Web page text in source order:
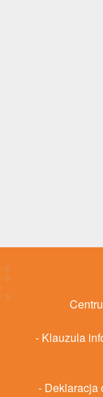
- Klauzula
- Deklaracja